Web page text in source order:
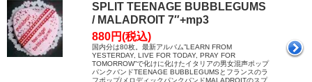
SPLIT TEENAGE BUBBLEGUMS
/ MALADROIT 7″+mp3
880円(税込)
国内分は80枚。最新アルバム”LEARN FROM
YESTERDAY, LIVE FOR TODAY, PRAY FOR
TOMORROW”で化けに化けたイタリアの男女混声ポップ
パンクバンドTEENAGE BUBBLEGUMSとフランスのラ
フポップ/メロディックパンクバンドMALADROITのスプ